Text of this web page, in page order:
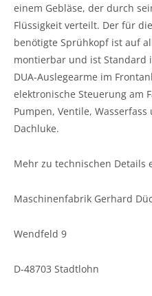
einem Gebläse, der durch
Flüssigkeit verteilt. Der für
benötigte Sprühkopf ist auf
montierbar und ist Standard
DUA-Auslegearme im
elektronische Steuerung am
Pumpen, Ventile,
Dachluke.
Mehr zu technischen Details
Maschinenfabrik Gerhard
Wendfeld 9
D-48703 Stadtlohn